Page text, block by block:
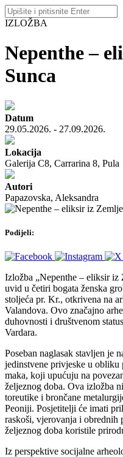
IZLOŽBA
Nepenthe –
Sunca
Datum
29.05.2026. - 27.09.2026.
Lokacija
Galerija C8, Carrarina 8, Pula
Autori
Papazovska, Aleksandra
Podijeli:
Izložba „Nepenthe – eliksir iz
uvid u četiri bogata ženska
stoljeća pr. Kr., otkrivena na
Valandova. Ovo značajno
duhovnosti i društvenom
Vardara.
Poseban naglasak stavljen je
jedinstvene privjeske u
maka, koji upućuju na
željeznog doba. Ova izložba
toreutike i brončane
Peoniji. Posjetitelji će imati
raskoši, vjerovanja i
željeznog doba koristile
Iz perspektive socijalne